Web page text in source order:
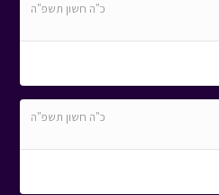
כ"ה חשון תשפ"ה
כ"ה חשון תשפ"ה